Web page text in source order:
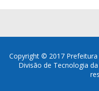
Copyright © 2017
Divisão de Tecnologia